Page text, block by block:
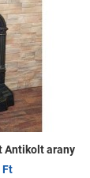
Antikolt arany
Ft